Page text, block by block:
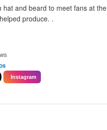
hat and beard to meet fans at
produce. .
Instagram